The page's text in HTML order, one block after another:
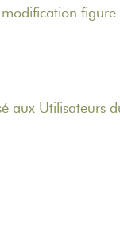
Utilisateurs